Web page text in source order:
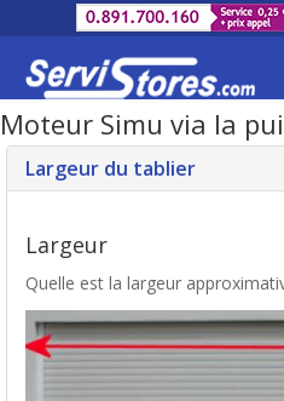
Moteur Simu via la
Largeur du tablier
Largeur
Quelle est la largeur